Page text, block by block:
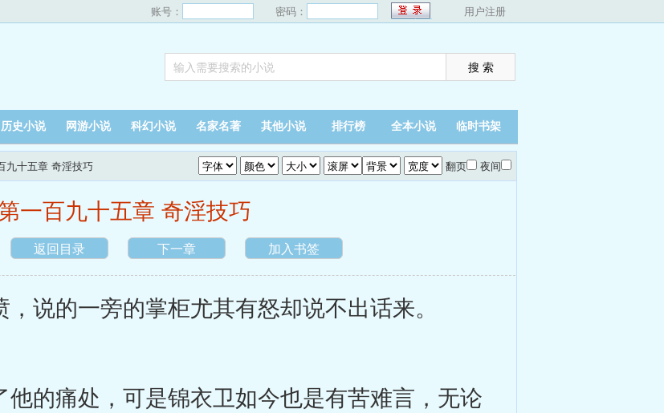
账号： 密码： 用户注册
历史小说 网游小说 科幻小说 名家名著 其他小说 排行榜 全本小说 临时书架
九十五章 奇淫技巧 翻页 夜间
一百九十五章 奇淫技巧
返回目录 下一章 加入书签
的一旁的掌柜尤其有怒却说不出话来。
痛处，可是锦衣卫如今也是有苦难言，无论